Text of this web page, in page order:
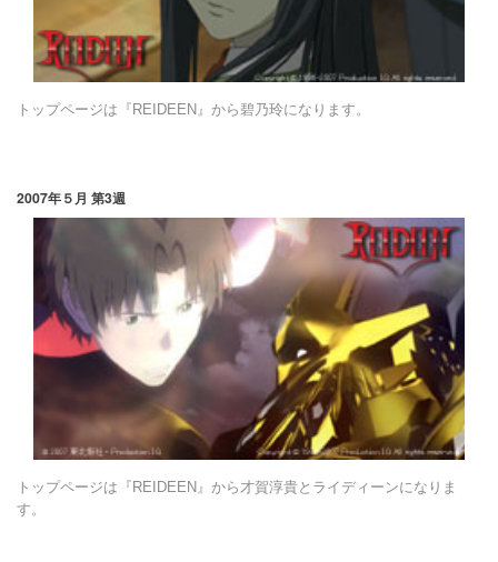
トップページは『REIDEEN』から碧乃玲になります。
2007年５月 第3週
トップページは『REIDEEN』から才賀淳貴とライディーンになりま
す。